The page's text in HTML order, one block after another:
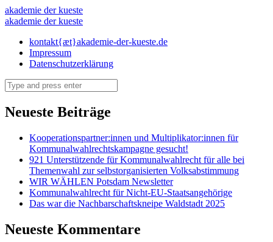
hierlebeichhierwähleich
–
akademie
der
kueste
akademie der kueste
hierlebeichhierwähleich
akademie
kueste
akademie der kueste
Skip
content
kontakt{æt}akademie-der-kueste.de
Impressum
Datenschutzerklärung
Search
Neueste Beiträge
Kooperationspartner:innen und Multiplikator:innen für
Kommunalwahlrechtskampagne gesucht!
921 Unterstützende für Kommunalwahlrecht für alle bei
Themenwahl zur selbstorganisierten Volksabstimmung
WIR WÄHLEN Potsdam Newsletter
Kommunalwahlrecht für Nicht-EU-Staatsangehörige
Das war die Nachbarschaftskneipe Waldstadt 2025
Neueste Kommentare